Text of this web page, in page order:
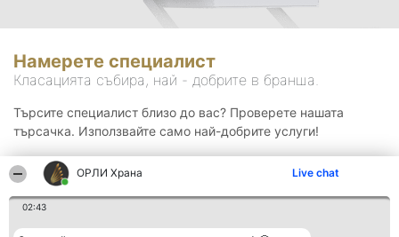
ОРЛИ Храна Live chat
02:43
Намерете специалист
Класацията събира, най - добрите в бранша.
Търсите специалист близо до вас? Проверете нашата
търсачка. Използвайте само най-добрите услуги!